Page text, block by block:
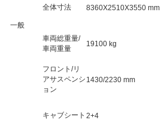
一般
全体寸法 8360X2510X3550 mm
車両総重量/
車両重量
19100 kg
フロント/リ
アサスペンシ
ョン
1430/2230 mm
キャブシート 2+4